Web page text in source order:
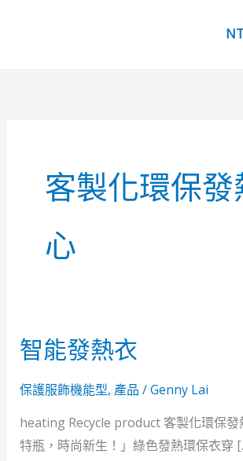
客製化環保發
心
智能發熱衣
保護服飾機能型, 產品 /Genny Lai
heating Recycle product 客製化環保發
特瓶，時尚新生！」綠色發熱環保衣穿
智
能
發
衣